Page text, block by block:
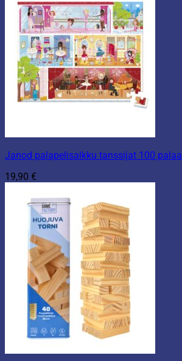
Janod palapelisalkku tanssijat 100 palaa
19,90 €